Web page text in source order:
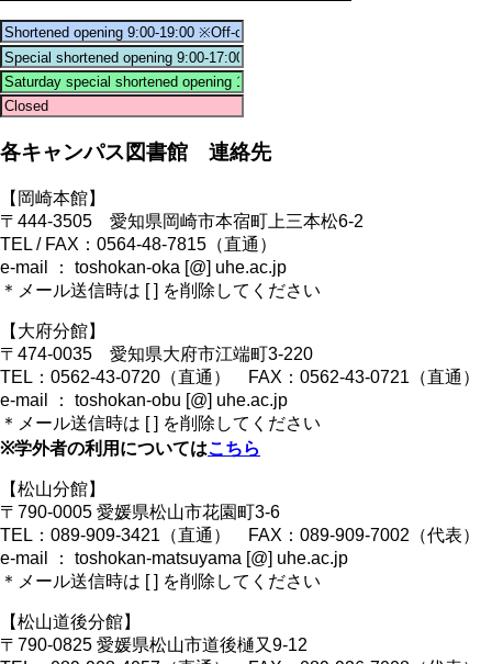
各キャンパス図書館 連絡先
【岡崎本館】
〒444-3505 愛知県岡崎市本宿町上三本松6-2
TEL / FAX：0564-48-7815（直通）
e-mail ： toshokan-oka [@] uhe.ac.jp
＊メール送信時は [ ] を削除してください
【大府分館】
〒474-0035 愛知県大府市江端町3-220
TEL：0562-43-0720（直通） FAX：0562-43-0721（直通）
e-mail ： toshokan-obu [@] uhe.ac.jp
＊メール送信時は [ ] を削除してください
※学外者の利用についてはこちら
【松山分館】
〒790-0005 愛媛県松山市花園町3-6
TEL：089-909-3421（直通） FAX：089-909-7002（代表）
e-mail ： toshokan-matsuyama [@] uhe.ac.jp
＊メール送信時は [ ] を削除してください
【松山道後分館】
〒790-0825 愛媛県松山市道後樋又9-12